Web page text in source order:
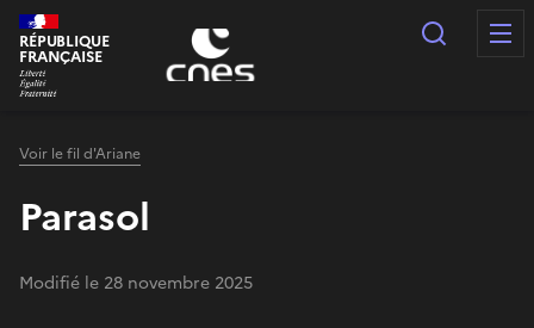
Panneau de gestion des cookies
RÉPUBLIQUE
FRANÇAISE
Voir le fil d'Ariane
Parasol
Modifié le 28 novembre 2025